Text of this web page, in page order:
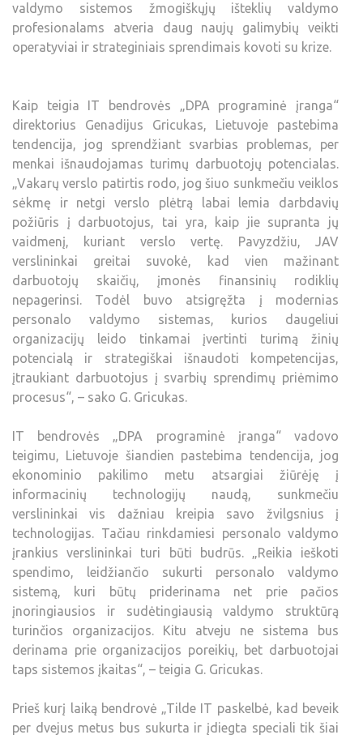
valdymo sistemos žmogiškųjų išteklių valdymo
profesionalams atveria daug naujų galimybių veikti
operatyviai ir strateginiais sprendimais kovoti su krize.
Kaip teigia IT bendrovės „DPA programinė įranga“
direktorius Genadijus Gricukas, Lietuvoje pastebima
tendencija, jog sprendžiant svarbias problemas, per
menkai išnaudojamas turimų darbuotojų potencialas.
„Vakarų verslo patirtis rodo, jog šiuo sunkmečiu veiklos
sėkmę ir netgi verslo plėtrą labai lemia darbdavių
požiūris į darbuotojus, tai yra, kaip jie supranta jų
vaidmenį, kuriant verslo vertę. Pavyzdžiu, JAV
verslininkai greitai suvokė, kad vien mažinant
darbuotojų skaičių, įmonės finansinių rodiklių
nepagerinsi. Todėl buvo atsigręžta į modernias
personalo valdymo sistemas, kurios daugeliui
organizacijų leido tinkamai įvertinti turimą žinių
potencialą ir strategiškai išnaudoti kompetencijas,
įtraukiant darbuotojus į svarbių sprendimų priėmimo
procesus“, – sako G. Gricukas.
IT bendrovės „DPA programinė įranga“ vadovo
teigimu, Lietuvoje šiandien pastebima tendencija, jog
ekonominio pakilimo metu atsargiai žiūrėję į
informacinių technologijų naudą, sunkmečiu
verslininkai vis dažniau kreipia savo žvilgsnius į
technologijas. Tačiau rinkdamiesi personalo valdymo
įrankius verslininkai turi būti budrūs. „Reikia ieškoti
spendimo, leidžiančio sukurti personalo valdymo
sistemą, kuri būtų priderinama net prie pačios
įnoringiausios ir sudėtingiausią valdymo struktūrą
turinčios organizacijos. Kitu atveju ne sistema bus
derinama prie organizacijos poreikių, bet darbuotojai
taps sistemos įkaitas“, – teigia G. Gricukas.
Prieš kurį laiką bendrovė „Tilde IT paskelbė, kad beveik
per dvejus metus bus sukurta ir įdiegta speciali tik šiai